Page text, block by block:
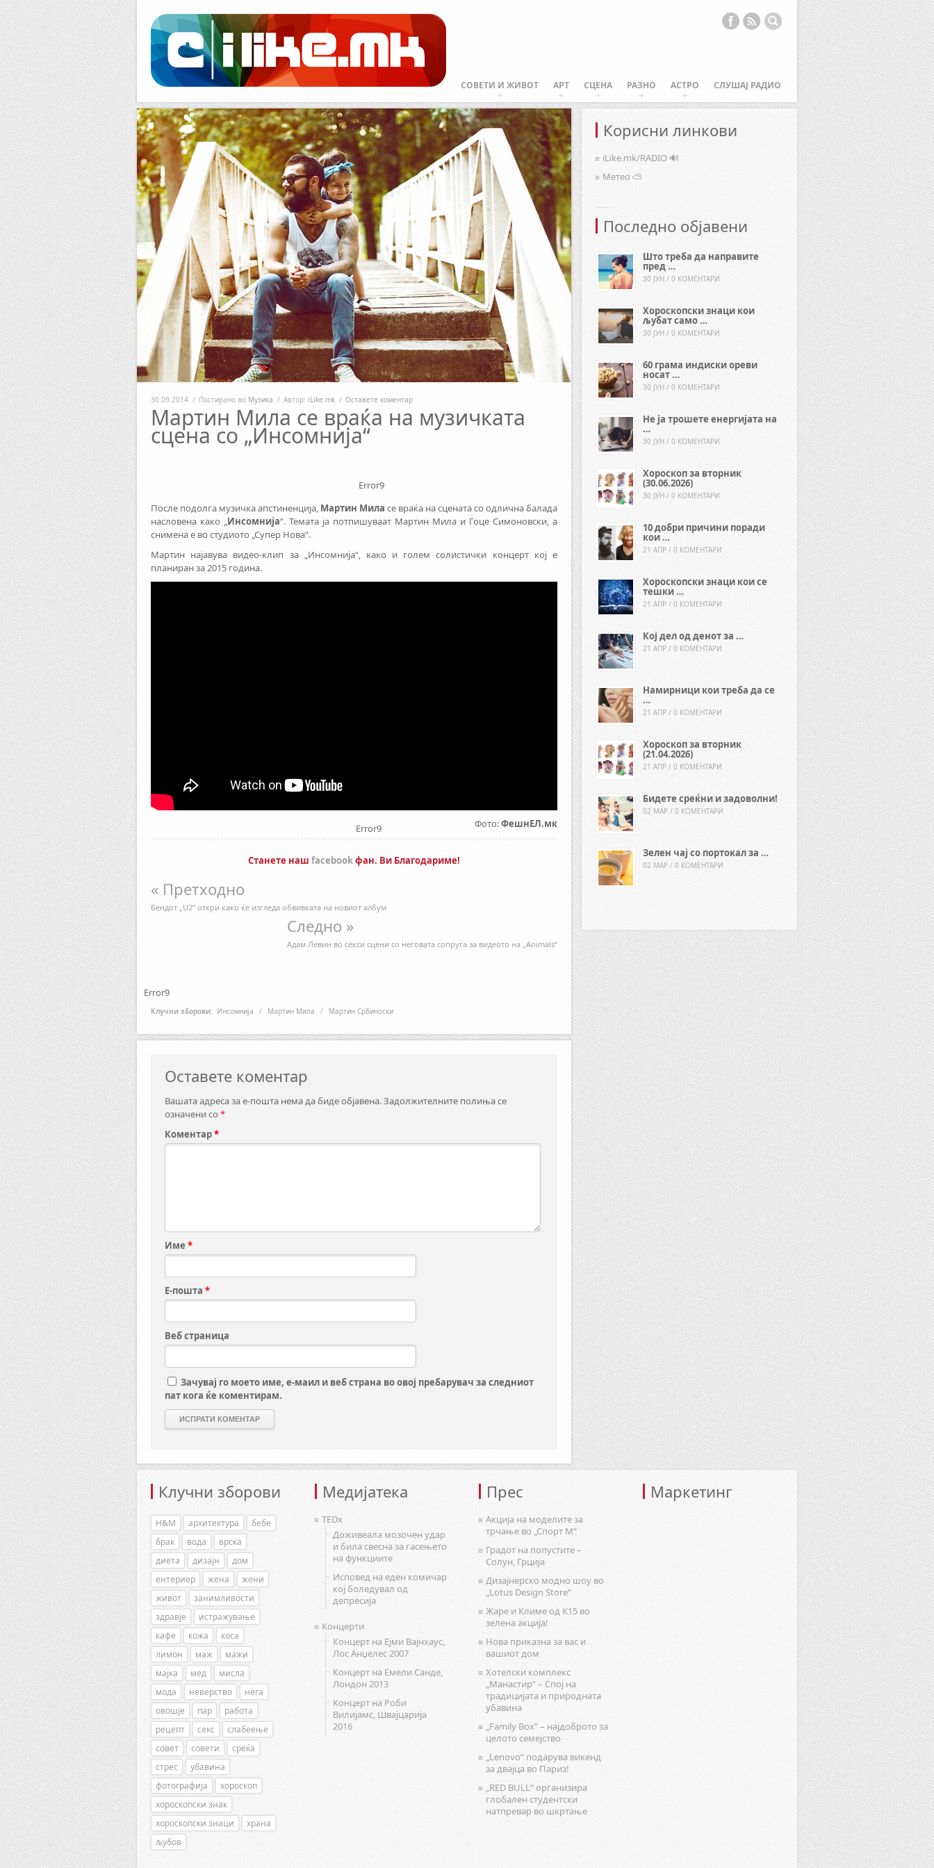
Facebook
RSS
СОВЕТИ И ЖИВОТ АРТ СЦЕНА РАЗНО АСТРО СЛУШАЈ РАДИО
30.09.2014 / Постирано во Музика / Автор: iLike.mk / Оставете коментар
Мартин Мила се враќа на музичката
сцена со „Инсомнија“
Error9
После подолга музичка апстиненција, Мартин Мила се враќа на сцената со одлична балада
насловена како „Инсомнија“. Темата ја потпишуваат Мартин Мила и Гоце Симоновски, а
снимена е во студиото „Супер Нова“.
Мартин најавува видео-клип за „Инсомнија“, како и голем солистички концерт кој е
планиран за 2015 година.
Фото:ФешнЕЛ.мк
Станете наш facebookфан. Ви Благодариме!
« Претходно
Бендот „U2“ откри како ќе изгледа обвивката на новиот албум
Следно »
Адам Левин во секси сцени со неговата сопруга за видеото на „Animals“
Error9
Error9
Клучни зборови: Инсомнија / Мартин Мила / Мартин Србиноски
Оставете коментар
Вашата адреса за е-пошта нема да биде објавена.Задолжителните полиња се
означени со *
Коментар*
Име *
Е-пошта *
Веб страница
Зачувај го моето име, е-маил и веб страна во овој пребарувач за следниот
пат кога ќе коментирам.
Корисни линкови
iLike.mk/RADIO 🔊
Метео ⛅
Последно објавени
Што треба да направите
пред …
30 ЈУН / 0 КОМЕНТАРИ
Хороскопски знаци кои
љубат само …
30 ЈУН / 0 КОМЕНТАРИ
60 грама индиски ореви
носат …
30 ЈУН / 0 КОМЕНТАРИ
Не ја трошете енергијата на
…
30 ЈУН / 0 КОМЕНТАРИ
Хороскоп за вторник
(30.06.2026)
30 ЈУН / 0 КОМЕНТАРИ
10 добри причини поради
кои …
21 АПР / 0 КОМЕНТАРИ
Хороскопски знаци кои се
тешки …
21 АПР / 0 КОМЕНТАРИ
Кој дел од денот за …
21 АПР / 0 КОМЕНТАРИ
Намирници кои треба да се
…
21 АПР / 0 КОМЕНТАРИ
Хороскоп за вторник
(21.04.2026)
21 АПР / 0 КОМЕНТАРИ
Бидете среќни и задоволни!
02 МАР / 0 КОМЕНТАРИ
Зелен чај со портокал за …
02 МАР / 0 КОМЕНТАРИ
Клучни зборови
H&M архитектура
бебе
брак
вода
врска
диета
дизајн
дом
ентериер
жена
жени
живот
занимливости
здравје
истражување
кафе
кожа
коса
лимон
маж
мажи
мајка
мед
мисла
мода
неверство
нега
овошје
пар
работа
рецепт
секс
слабеење
совет
совети
среќа
стрес
убавина
фотографија
хороскоп
хороскопски знак
хороскопски знаци
храна
љубов
Медијатека
TEDx
Доживеала мозочен удар
и била свесна за гасењето
на функциите
Исповед на еден комичар
кој боледувал од
депресија
Концерти
Концерт на Ејми Вајнхаус,
Лос Анџелес 2007
Концерт на Емели Санде,
Лондон 2013
Концерт на Роби
Вилијамс, Швајцарија
2016
Прес
Акција на моделите за
трчање во „Спорт М“
Градот на попустите –
Солун, Грција
Дизајнерско модно шоу во
„Lotus Design Store“
Жаре и Климе од К15 во
зелена акција!
Нова приказна за вас и
вашиот дом
Хотелски комплекс
„Манастир“ – Спој на
традицијата и природната
убавина
„Family Box“ – најдоброто за
целото семејство
„Lenovo“ подарува викенд
за двајца во Париз!
„RED BULL“ организира
глобален студентски
натпревар во шкртање
Маркетинг